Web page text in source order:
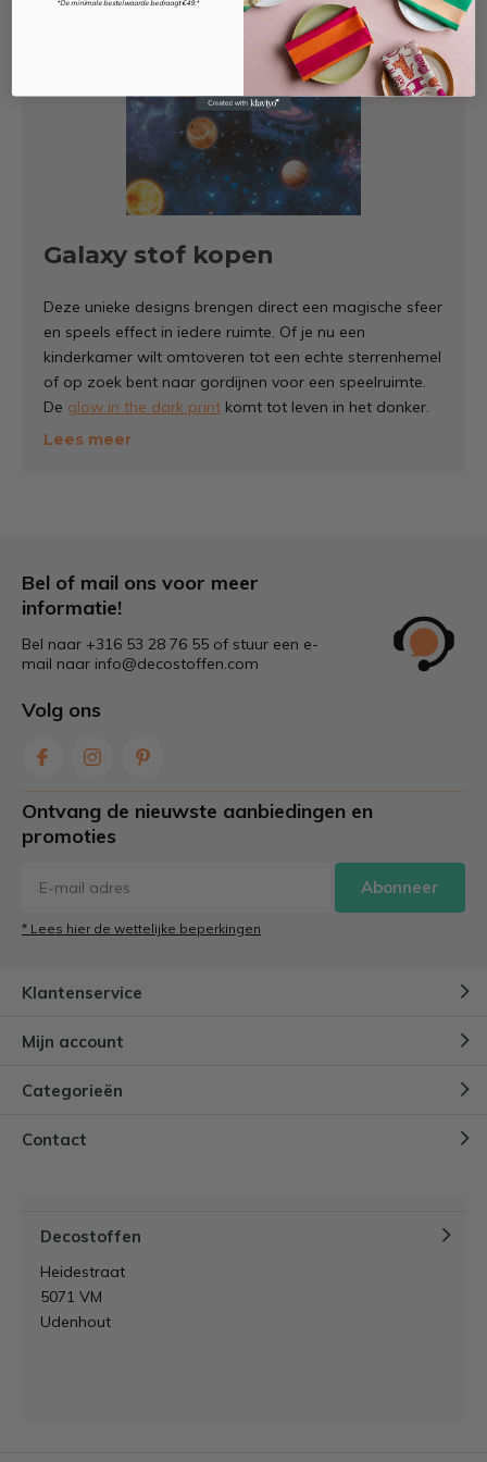
Galaxy stof kopen
Deze unieke designs brengen direct een magische sfeer
en speels effect in iedere ruimte. Of je nu een
kinderkamer wilt omtoveren tot een echte sterrenhemel
of op zoek bent naar gordijnen voor een speelruimte.
De glow in the dark print komt tot leven in het donker.
Lees meer
Bel of mail ons voor meer
informatie!
Bel naar +316 53 28 76 55 of stuur een e-
mail naar info@decostoffen.com
Volg ons
Ontvang de nieuwste aanbiedingen en
promoties
Abonneer
* Lees hier de wettelijke beperkingen
Klantenservice
Mijn account
Categorieën
Contact
Decostoffen
Heidestraat
5071 VM
Udenhout
*De minimale bestelwaarde bedraagt €49.*